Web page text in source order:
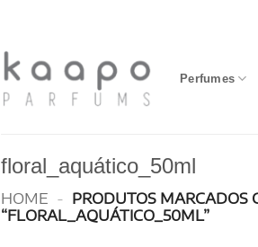
Perfumes
floral_aquático_50ml
HOME - PRODUTOS MARCADOS
“FLORAL_AQUÁTICO_50ML”